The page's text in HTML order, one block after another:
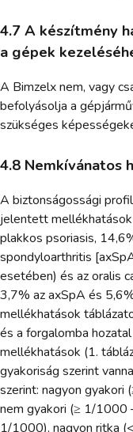
4.7 A készítmény
a gépek
A Bimzelx nem, vagy
befolyásolja a
szükséges
4.8 Nemkívánatos
A biztonságossági
jelentett
plakkos psoriasis,
spondyloarthritis
esetében) és az oralis
3,7% az axSpA és
mellékhatások
és a forgalomba
mellékhatások (1.
gyakoriság szerint
szerint: nagyon
nem gyakori (≥ 1/
1/1000), nagyon ritka